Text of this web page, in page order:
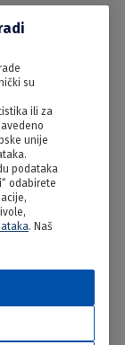
su
ili za
unije
podataka
odabirete
. Naš